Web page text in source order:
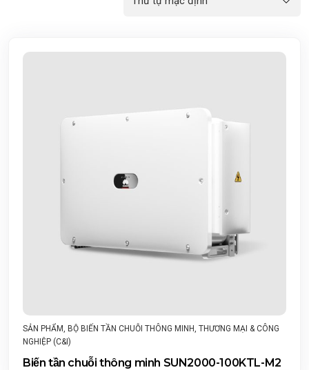
SẢN PHẨM, BỘ BIẾN TẦN CHUỖI THÔNG MINH, THƯƠNG MẠI & CÔNG
NGHIỆP (C&I)
Biến tần chuỗi thông minh SUN2000-100KTL-M2